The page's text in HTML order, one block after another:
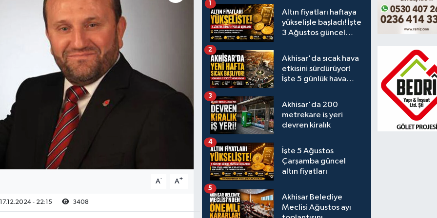
A- A+
17.12.2024 - 22:15 3408
Altın fiyatları haftaya
yükselişle başladı! İşte
3 Ağustos güncel
1
Akhisar'da sıcak hava
etkisini sürdürüyor!
İşte 5 günlük hava
2
Akhisar'da 200
metrekare iş yeri
devren kiralık
3
İşte 5 Ağustos
Çarşamba güncel
altın fiyatları
4
Akhisar Belediye
Meclisi Ağustos ayı
5